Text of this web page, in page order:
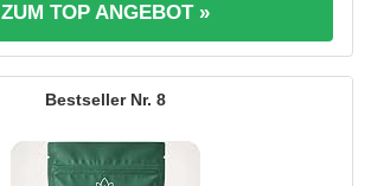
ZUM TOP ANGEBOT »
8